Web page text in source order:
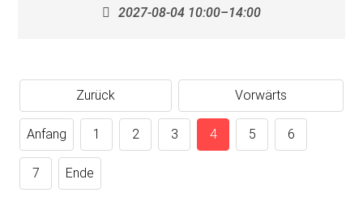
2027-08-04 10:00–14:00
Zurück Vorwärts
Anfang 1 2 3 4 5 6
7 Ende